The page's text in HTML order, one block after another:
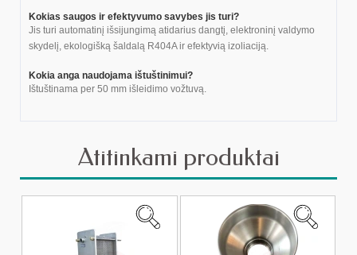
Kokias saugos ir efektyvumo savybes jis turi?
Jis turi automatinį išsijungimą atidarius dangtį, elektroninį valdymo
skydelį, ekologišką šaldalą R404A ir efektyvią izoliaciją.
Kokia anga naudojama ištuštinimui?
Ištuštinama per 50 mm išleidimo vožtuvą.
Atitinkami produktai